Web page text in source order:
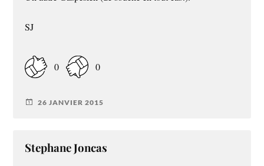
SJ
0 0
26 JANVIER 2015
Stephane Joncas